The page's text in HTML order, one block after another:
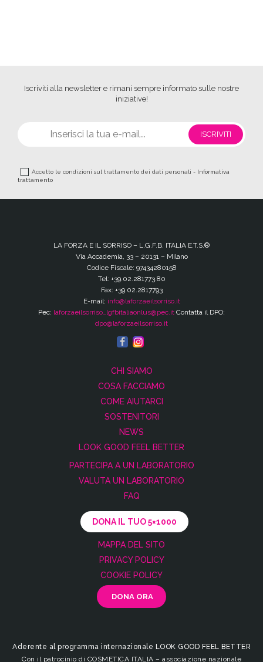
Iscriviti alla newsletter e rimani sempre informato sulle nostre
iniziative!
Accetto le condizioni sul trattamento dei dati personali - Informativa
trattamento
LA FORZA E IL SORRISO – L.G.F.B. ITALIA E.T.S.®
Via Accademia, 33 – 20131 – Milano
Codice Fiscale: 97434280158
Tel: +39.02.281773.80
Fax: +39.02.2817793
E-mail: info@laforzaeilsorriso.it
Pec: laforzaeilsorriso_lgfbitaliaonlus@pec.it Contatta il DPO:
dpo@laforzaeilsorriso.it
CHI SIAMO
COSA FACCIAMO
COME AIUTARCI
SOSTENITORI
NEWS
LOOK GOOD FEEL BETTER
PARTECIPA A UN LABORATORIO
VALUTA UN LABORATORIO
FAQ
DONA IL TUO 5×1000
MAPPA DEL SITO
PRIVACY POLICY
COOKIE POLICY
Aderente al programma internazionale LOOK GOOD FEEL BETTER
Con il patrocinio di COSMETICA ITALIA – associazione nazionale